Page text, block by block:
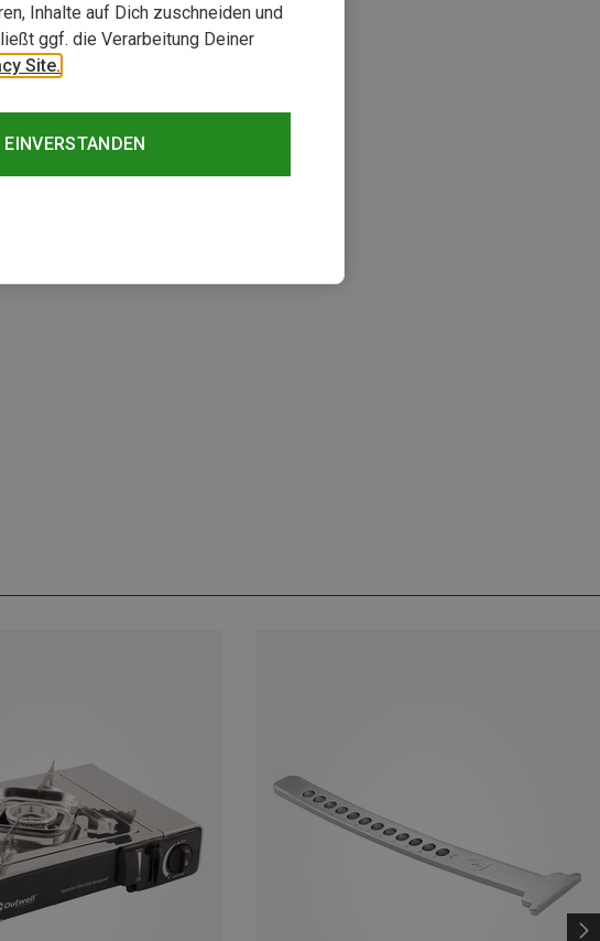
Inhalte auf Dich zuschneiden und
ggf. die Verarbeitung Deiner
Site.
EINVERSTANDEN